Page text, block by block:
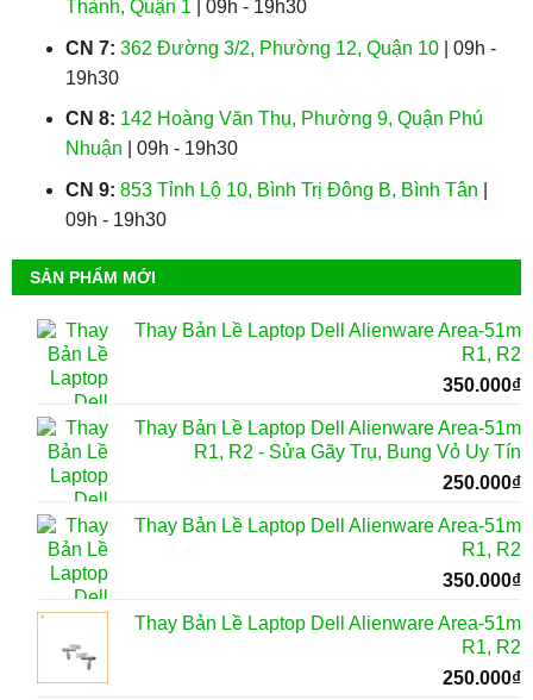
Thành, Quận 1 | 09h - 19h30
CN 7: 362 Đường 3/2, Phường 12, Quận 10| 09h -
19h30
CN 8: 142 Hoàng Văn Thụ, Phường 9, Quận Phú
Nhuận | 09h - 19h30
CN 9: 853 Tỉnh Lộ 10, Bình Trị Đông B, Bình Tân
09h - 19h30
SẢN PHẨM MỚI
Thay Bản Lề Laptop Dell Alienware Area-51m
R1, R2
350.000₫
Thay Bản Lề Laptop Dell Alienware Area-51m
R1, R2 - Sửa Gãy Trụ, Bung Vỏ Uy Tín
250.000₫
Thay Bản Lề Laptop Dell Alienware Area-51m
R1, R2
350.000₫
Thay Bản Lề Laptop Dell Alienware Area-51m
R1, R2
250.000₫